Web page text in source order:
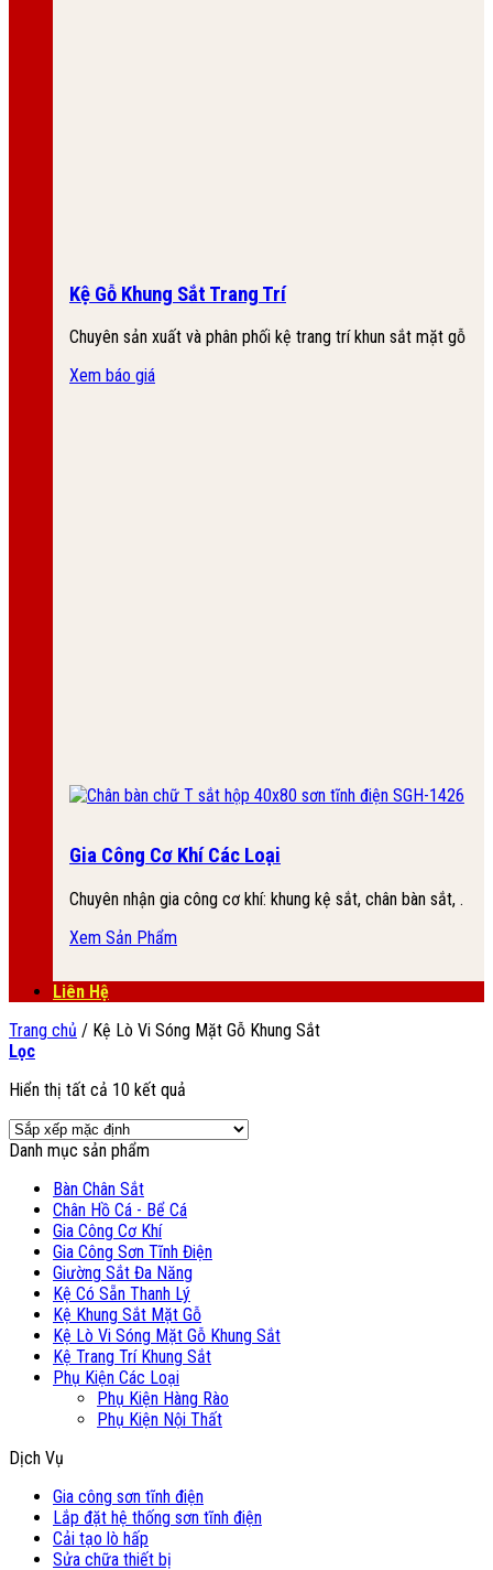
Kệ Gỗ Khung Sắt Trang Trí
Chuyên sản xuất và phân phối kệ trang trí khun sắt mặt gỗ
Xem báo giá
Gia Công Cơ Khí Các Loại
Chuyên nhận gia công cơ khí: khung kệ sắt, chân bàn sắt, .
Xem Sản Phẩm
Liên Hệ
Trang chủ / Kệ Lò Vi Sóng Mặt Gỗ Khung Sắt
Lọc
Hiển thị tất cả 10 kết quả
Danh mục sản phẩm
Bàn Chân Sắt
Chân Hồ Cá - Bể Cá
Gia Công Cơ Khí
Gia Công Sơn Tĩnh Điện
Giường Sắt Đa Năng
Kệ Có Sẵn Thanh Lý
Kệ Khung Sắt Mặt Gỗ
Kệ Lò Vi Sóng Mặt Gỗ Khung Sắt
Kệ Trang Trí Khung Sắt
Phụ Kiện Các Loại
Phụ Kiện Hàng Rào
Phụ Kiện Nội Thất
Dịch Vụ
Gia công sơn tĩnh điện
Lắp đặt hệ thống sơn tĩnh điện
Cải tạo lò hấp
Sửa chữa thiết bị